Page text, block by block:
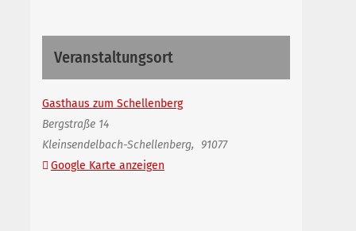
Veranstaltungsort
Gasthaus zum Schellenberg
Bergstraße 14
Kleinsendelbach-Schellenberg, 91077
Google Karte anzeigen